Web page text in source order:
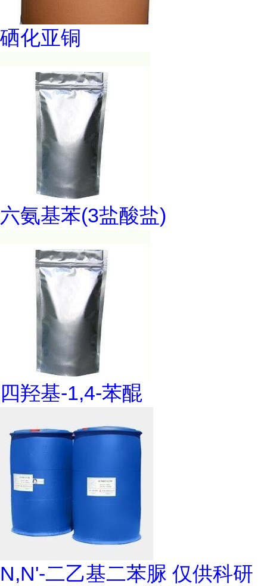
硒化亚铜
六氨基苯(3盐酸盐)
四羟基-1,4-苯醌
N,N'-二乙基二苯脲 仅供科研